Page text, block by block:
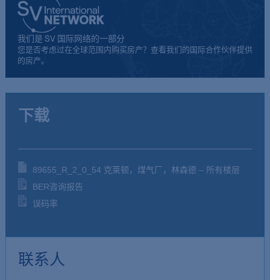
我们是 SV 国际网络的一部分
您是否考虑过在全球范围内购买房产？查看我们的国际合作伙伴提供
的房产。
下载
89655_R_2_0_54 克莱顿，煤气厂，林森德 – 所有楼层
BER咨询报告
误码率
联系人